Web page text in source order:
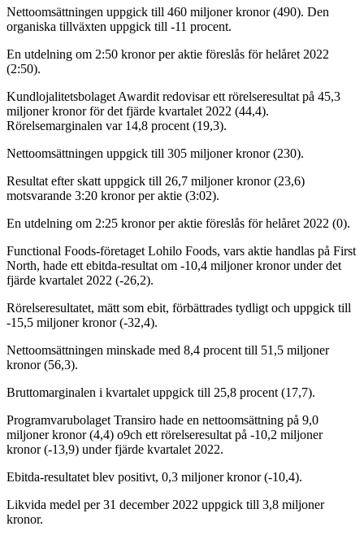
Nettoomsättningen uppgick till 460 miljoner kronor (490). Den
organiska tillväxten uppgick till -11 procent.
En utdelning om 2:50 kronor per aktie föreslås för helåret 2022
(2:50).
Kundlojalitetsbolaget Awardit redovisar ett rörelseresultat på 45,3
miljoner kronor för det fjärde kvartalet 2022 (44,4).
Rörelsemarginalen var 14,8 procent (19,3).
Nettoomsättningen uppgick till 305 miljoner kronor (230).
Resultat efter skatt uppgick till 26,7 miljoner kronor (23,6)
motsvarande 3:20 kronor per aktie (3:02).
En utdelning om 2:25 kronor per aktie föreslås för helåret 2022 (0).
Functional Foods-företaget Lohilo Foods, vars aktie handlas på First
North, hade ett ebitda-resultat om -10,4 miljoner kronor under det
fjärde kvartalet 2022 (-26,2).
Rörelseresultatet, mätt som ebit, förbättrades tydligt och uppgick till
-15,5 miljoner kronor (-32,4).
Nettoomsättningen minskade med 8,4 procent till 51,5 miljoner
kronor (56,3).
Bruttomarginalen i kvartalet uppgick till 25,8 procent (17,7).
Programvarubolaget Transiro hade en nettoomsättning på 9,0
miljoner kronor (4,4) o9ch ett rörelseresultat på -10,2 miljoner
kronor (-13,9) under fjärde kvartalet 2022.
Ebitda-resultatet blev positivt, 0,3 miljoner kronor (-10,4).
Likvida medel per 31 december 2022 uppgick till 3,8 miljoner
kronor.